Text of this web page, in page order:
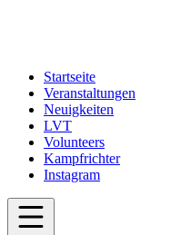
Startseite
Veranstaltungen
Neuigkeiten
LVT
Volunteers
Kampfrichter
Instagram